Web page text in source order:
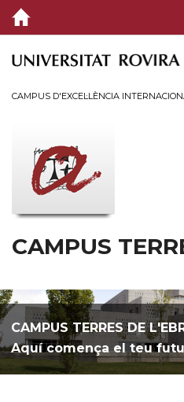
EL CAMPUS
VIDA AL CAMPUS
CAMPUS D'EXCEL·LÈNCIA
CAMPUS
CAMPUS TERRES DE
Aquí comença el teu